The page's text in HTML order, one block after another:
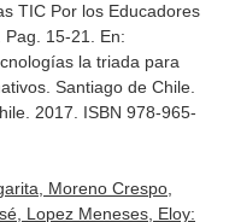
TIC Por los Educadores
15-21. En:
la triada para
. Santiago de Chile.
2017. ISBN 978-965-
Moreno Crespo,
Lopez Meneses, Eloy: